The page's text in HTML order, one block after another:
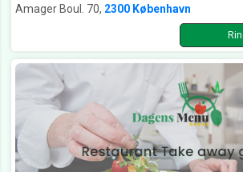
Amager Boul. 70, 2300 København